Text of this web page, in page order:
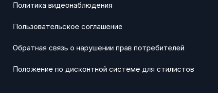
Политика видеонаблюдения
Пользовательское соглашение
Обратная связь о нарушении прав потребителей
Положение по дисконтной системе для стилистов